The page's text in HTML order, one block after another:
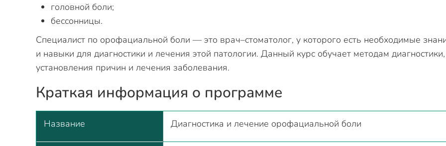
головной боли;
бессонницы.
Специалист по орофациальной боли — это врач–стоматолог, у которого есть необходимые
и навыки для диагностики и лечения этой патологии. Данный курс обучает методам диагностики,
установления причин и лечения заболевания.
Краткая информация о программе
Название Диагностика и лечение орофациальной боли